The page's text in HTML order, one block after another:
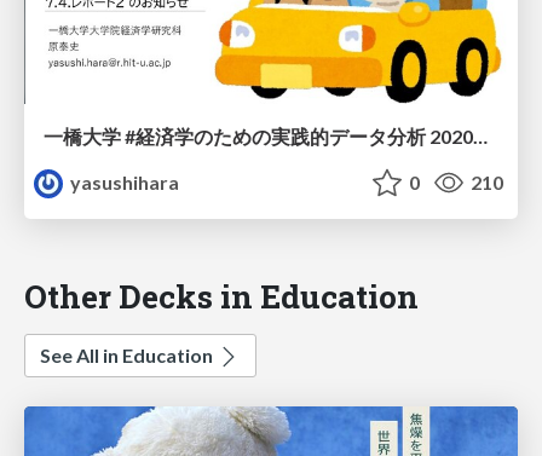
一橋大学 #経済学のための実践的データ分析 2020秋: 7/12
yasushihara
0 210
Other Decks in Education
See All in Education